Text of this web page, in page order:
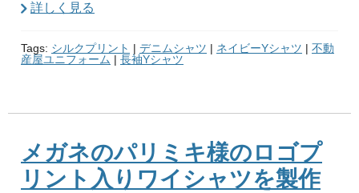
詳しく見る
Tags: シルクプリント | デニムシャツ | ネイビーYシャツ | 不動
産屋ユニフォーム | 長袖Yシャツ
メガネのパリミキ様のロゴプ
リント入りワイシャツを製作